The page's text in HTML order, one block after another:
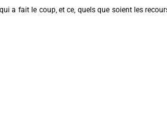
a fait le coup, et ce, quels que soient les